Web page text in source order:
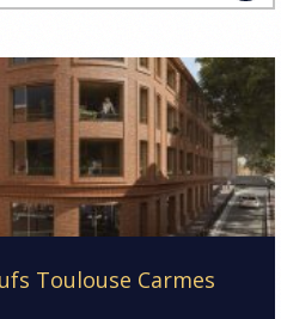
Toulouse Carmes